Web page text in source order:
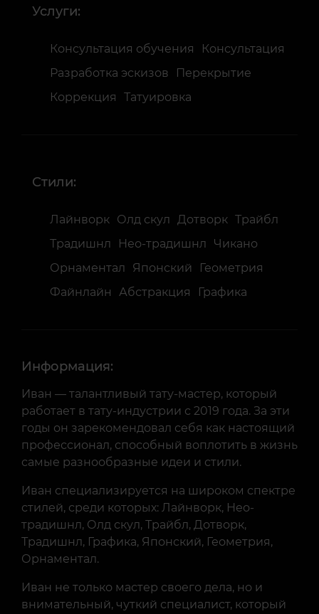
Услуги:
Консультация обучения
Консультация
Разработка эскизов
Перекрытие
Коррекция
Татуировка
Стили:
Лайнворк Олд скул Дотворк Трайбл
Традишнл
Нео-традишнл
Чикано
Орнаментал
Японский
Геометрия
Файнлайн
Абстракция Графика
Информация:
Иван — талантливый тату-мастер, который
работает в тату-индустрии с 2019 года. За эти
годы он зарекомендовал себя как настоящий
профессионал, способный воплотить в жизнь
самые разнообразные идеи и стили.
Иван специализируется на широком спектре
стилей, среди которых: Лайнворк, Нео-
традишнл, Олд скул, Трайбл, Дотворк,
Традишнл, Графика, Японский, Геометрия,
Орнаментал.
Иван не только мастер своего дела, но и
внимательный, чуткий специалист, который